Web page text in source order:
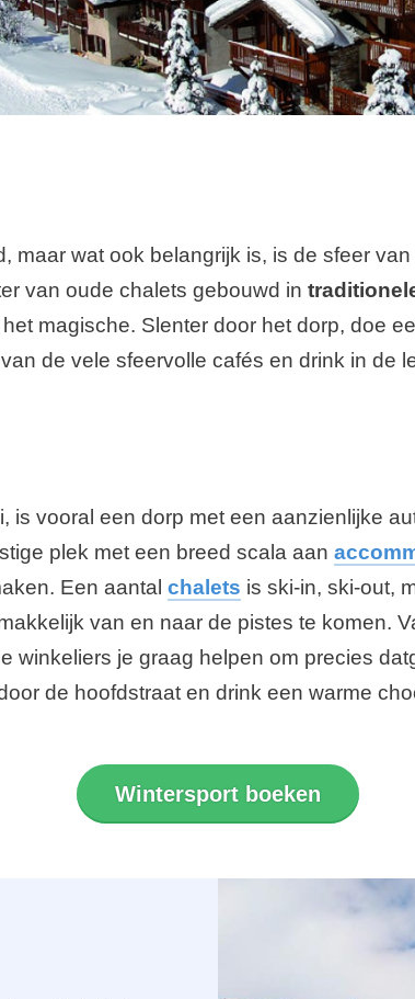
maar wat ook belangrijk is, is de sfeer
van oude chalets gebouwd in
magische. Slenter door het dorp, doe
de vele sfeervolle cafés en drink in de
is vooral een dorp met een aanzienlijke
plek met een breed scala aan
Een aantal chalets is ski-in, ski-out,
van en naar de pistes te komen.
winkeliers je graag helpen om precies
de hoofdstraat en drink een warme
Wintersport boeken